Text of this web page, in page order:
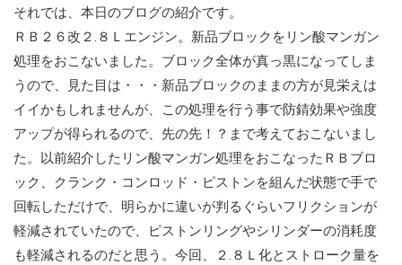
それでは、本日のブログの紹介です。
ＲＢ２６改２.８Ｌエンジン。新品ブロックをリン酸マンガン
処理をおこないました。ブロック全体が真っ黒になってしま
うので、見た目は・・・新品ブロックのままの方が見栄えは
イイかもしれませんが、この処理を行う事で防錆効果や強度
アップが得られるので、先の先！？まで考えておこないまし
た。以前紹介したリン酸マンガン処理をおこなったＲＢブロ
ック、クランク・コンロッド・ピストンを組んだ状態で手で
回転しただけで、明らかに違いが判るぐらいフリクションが
軽減されていたので、ピストンリングやシリンダーの消耗度
も軽減されるのだと思う。今回、２.８Ｌ化とストローク量を